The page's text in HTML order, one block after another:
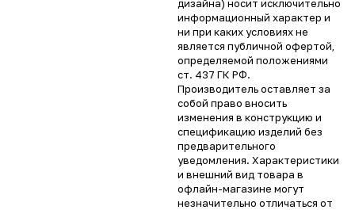
дизайна) носит исключительно
информационный характер и
ни при каких условиях не
является публичной офертой,
определяемой положениями
ст. 437 ГК РФ.
Производитель оставляет за
собой право вносить
изменения в конструкцию и
спецификацию изделий без
предварительного
уведомления. Характеристики
и внешний вид товара в
офлайн-магазине могут
незначительно отличаться от